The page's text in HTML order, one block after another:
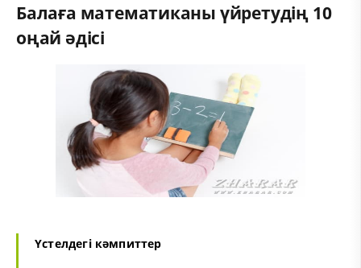
Балаға математиканы үйретудің 10
оңай әдісі
Үстелдегі кәмпиттер